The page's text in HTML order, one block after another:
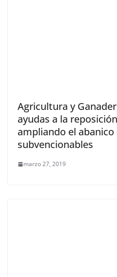
Agricultura y
ayudas a la
ampliando el abanico
subvencionables
marzo 27, 2019